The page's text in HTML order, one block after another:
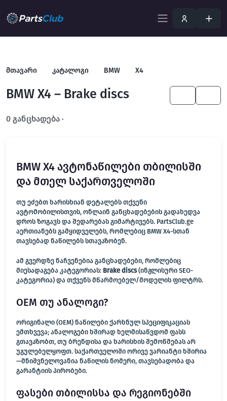
მთავარი კატალოგი BMW X4
BMW X4 – Brake discs
0 განცხადება ·
BMW X4 ავტონაწილები თბილისში
და მთელ საქართველოში
თუ ეძებთ ხარისხიან დეტალებს თქვენი
ავტომობილისთვის, ონლაინ განცხადებების გადახედვა
დროს ზოგავს და შედარებას გიმარტივებს. PartsClub.ge
აერთიანებს გამყიდველებს, რომლებიც BMW X4-სთან
თავსებად ნაწილებს სთავაზობენ.
ამ გვერდზე ნაჩვენებია განცხადებები, რომლებიც
მიესადაგება კატეგორიას: Brake discs(ინგლისური SEO-
კატეგორია) და თქვენს მწარმოებელ/მოდელის ფილტრს.
OEM თუ ანალოგი?
ორიგინალი (OEM) ნაწილები ქარხნულ სპეციფიკაციას
ემთხვევა; ანალოგები ხშირად ხელმისაწვდომ ფასს
გთავაზობთ, თუ ბრენდისა და ხარისხის შემოწმებას არ
უგულებელყოფთ. საქართველოში ორივე ვარიანტი ხშირია
—მნიშვნელოვანია ნაწილის ნომერი, თავსებადობა და
გარანტიის პირობები.
ფასები თბილისსა და რეგიონებში